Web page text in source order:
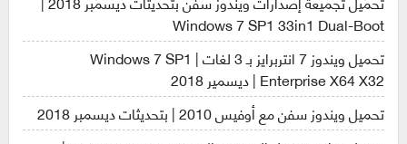
Windows 7 SP1 33in1 Dual-Boot
تحميل ويندوز 7 انتربرايز بـ 3 لغات | Windows 7 SP1
Enterprise X64 X32 | ديسمير 2018
تحميل ويندوز سفن مع أوفيس 2010 | بتحديثات ديسمبر 2018